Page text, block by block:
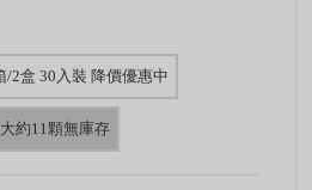
/2盒 30入裝 降價優惠中
約11顆無庫存